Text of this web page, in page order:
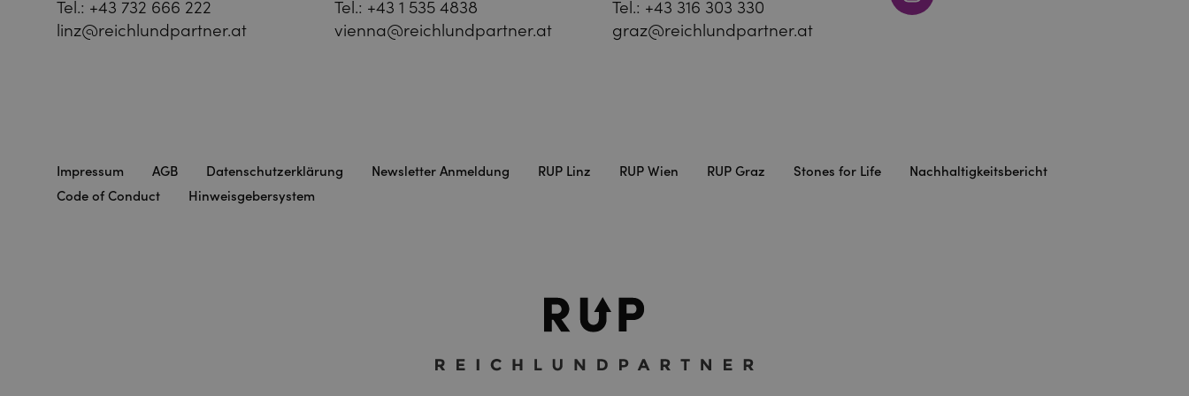
Tel.: +43 732 666 222
linz@reichlundpartner.at
Tel.: +43 1 535 4838
vienna@reichlundpartner.at
Tel.: +43 316 303 330
graz@reichlundpartner.at
Impressum AGB Datenschutzerklärung Newsletter Anmeldung RUP Linz RUP Wien RUP Graz Stones for Life
Nachhaltigkeitsbericht
Code of Conduct
Hinweisgebersystem